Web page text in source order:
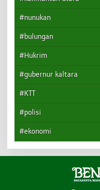
#nunukan
#bulungan
#Hukrim
#gubernur kaltara
#KTT
#polisi
#ekonomi